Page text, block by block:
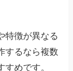
特徴が異なる
するなら複数
めです。